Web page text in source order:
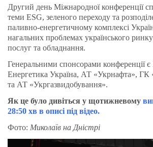
Другий день Міжнародної конференції
теми ESG, зеленого переходу та
паливно-енергетичному комплексі
нагальних проблемах українського
послуг та обладнання.
Генеральними спонсорами конференції є
Енергетика Україна, АТ «Укрнафта», ГК
та АТ «Укргазвидобування».
Як це було дивіться у щотижневому
28:50 хв в описі під відео.
Фото: Миколаїв на Дністрі